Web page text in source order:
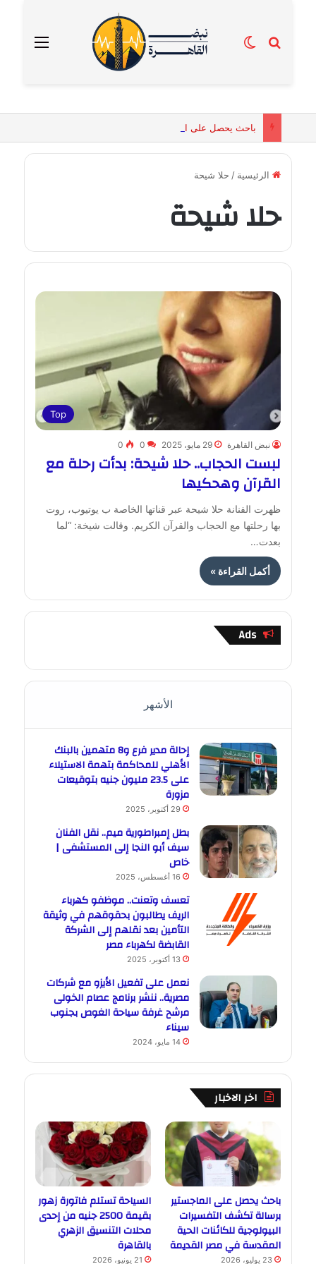
القائمة بحث عنالوضع المظلم
الرئيسية / حلا شيحة
حلا شيحة
Top
نبض القاهرة 29 مايو، 2025 0
0
لبست الحجاب.. حلا شيحة: بدأت رحلة مع
القرآن وهحكيها
ظهرت الفنانة حلا شيحة عبر قناتها الخاصة ب يوتيوب، روت
بها رحلتها مع الحجاب والقرآن الكريم. وقالت شيخة: “لما
بعدت…
أكمل القراءة »
Ads
الأشهر
إحالة مدير فرع و8 متهمين بالبنك
الأهلي للمحاكمة بتهمة الاستيلاء
على 23.5 مليون جنيه بتوقيعات
مزورة
29 أكتوبر، 2025
بطل إمبراطورية ميم.. نقل الفنان
سيف أبو النجا إلى المستشفى |
خاص
16 أغسطس، 2025
تعسف وتعنت.. موظفو كهرباء
الريف يطالبون بحقوقهم في وثيقة
التأمين بعد نقلهم إلى الشركة
القابضة لكهرباء مصر
13 أكتوبر، 2025
نعمل على تفعيل الأيزو مع شركات
مصرية.. ننشر برنامج عصام الخولى
مرشح غرفة سياحة الغوص بجنوب
سيناء
14 مايو، 2024
اخر الاخبار
باحث يحصل على الماجستير
برسالة تكشف التفسيرات
البيولوجية للكائنات الحية
المقدسة في مصر القديمة
23 يوليو، 2026
السياحة تستلم فاتورة زهور
بقيمة 2500 جنيه من إحدى
محلات التنسيق الزهري
بالقاهرة
21 يونيو، 2026